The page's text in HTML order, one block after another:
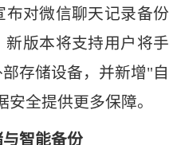
对微信聊天记录备份
版本将支持用户将手
存储设备，并新增"自
全提供更多保障。
智能备份